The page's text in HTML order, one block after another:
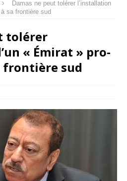
Damas ne peut tolérer l’installation
sa frontière sud
tolérer
« Émirat » pro-
frontière sud